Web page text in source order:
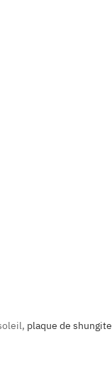
plaque de shungite